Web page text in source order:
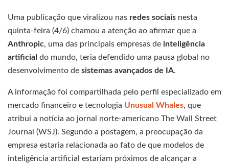
Uma publicação que viralizou nas redes sociais nesta
quinta-feira (4/6) chamou a atenção ao afirmar que a
Anthropic, uma das principais empresas de inteligência
artificial do mundo, teria defendido uma pausa global no
desenvolvimento de sistemas avançados de IA.
A informação foi compartilhada pelo perfil especializado em
mercado financeiro e tecnologia Unusual Whales, que
atribui a notícia ao jornal norte-americano The Wall Street
Journal (WSJ). Segundo a postagem, a preocupação da
empresa estaria relacionada ao fato de que modelos de
inteligência artificial estariam próximos de alcançar a